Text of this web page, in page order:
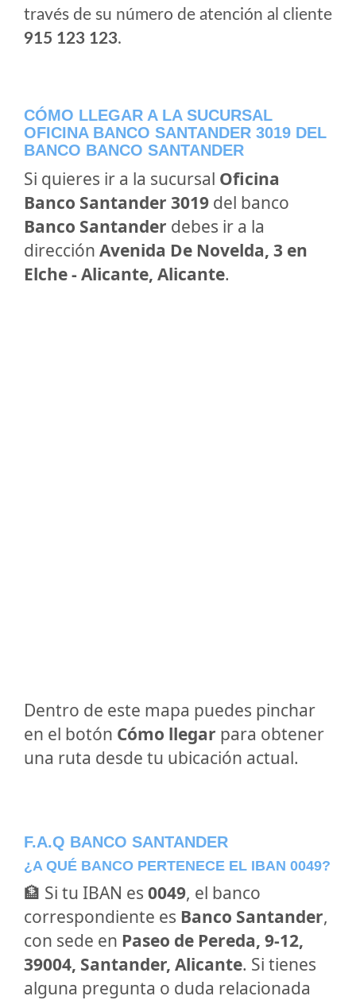
través de su número de atención al cliente
915 123 123.
CÓMO LLEGAR A LA SUCURSAL
OFICINA BANCO SANTANDER 3019 DEL
BANCO BANCO SANTANDER
Si quieres ir a la sucursal Oficina
Banco Santander 3019 del banco
Banco Santander debes ir a la
dirección Avenida De Novelda, 3 en
Elche - Alicante, Alicante.
Dentro de este mapa puedes pinchar
en el botón Cómo llegar para obtener
una ruta desde tu ubicación actual.
F.A.Q BANCO SANTANDER
¿A QUÉ BANCO PERTENECE EL IBAN 0049?
🏦 Si tu IBAN es 0049, el banco
correspondiente es Banco Santander,
con sede en Paseo de Pereda, 9-12,
39004, Santander, Alicante. Si tienes
alguna pregunta o duda relacionada